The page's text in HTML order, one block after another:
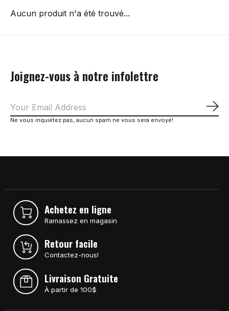
Aucun produit n'a été trouvé...
Joignez-vous à notre infolettre
Ne vous inquiétez pas, aucun spam ne vous sera envoyé!
Achetez en ligne
Ramassez en magasin
Retour facile
Contactez-nous!
Livraison Gratuite
À partir de 100$